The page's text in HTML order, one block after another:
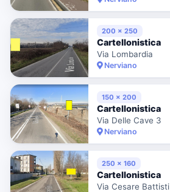
200 x 250
Cartellonistica
Via Lombardia
Nerviano
150 x 200
Cartellonistica
Via Delle Cave 3
Nerviano
250 x 160
Cartellonistica
Via Cesare Battisti